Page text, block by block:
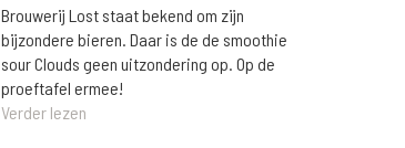
Brouwerij Lost staat bekend om zijn
bijzondere bieren. Daar is de de smoothie
sour Clouds geen uitzondering op. Op de
proeftafel ermee!
Verder lezen